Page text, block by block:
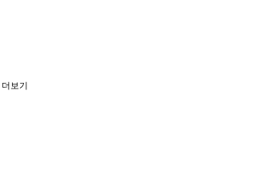
더보기